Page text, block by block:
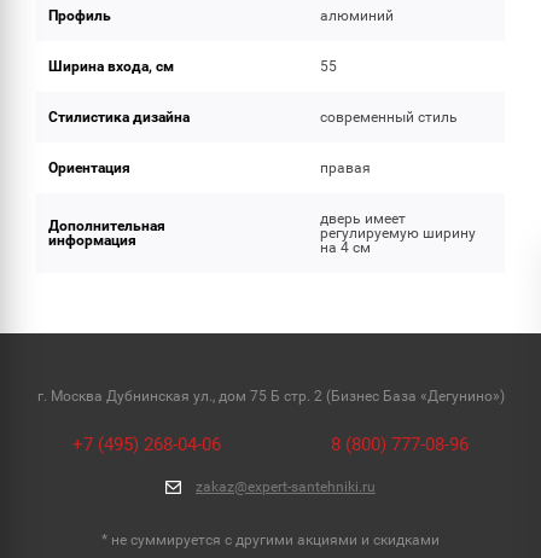
Профиль алюминий
Ширина входа, см 55
Стилистика дизайна современный стиль
Ориентация правая
Дополнительная
информация
дверь имеет
регулируемую ширину
на 4 см
г. Москва Дубнинская ул., дом 75 Б стр. 2 (Бизнес База «Дегунино»)
+7 (495) 268-04-06 8 (800) 777-08-96
zakaz@expert-santehniki.ru
* не суммируется с другими акциями и скидками